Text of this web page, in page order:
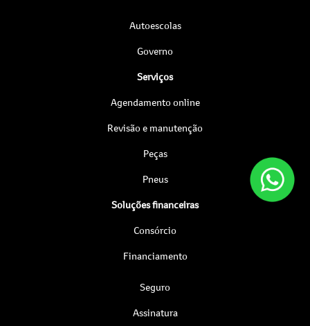
Autoescolas
Governo
Serviços
Agendamento online
Revisão e manutenção
Peças
Pneus
Soluções financeiras
Consórcio
Financiamento
Seguro
Assinatura